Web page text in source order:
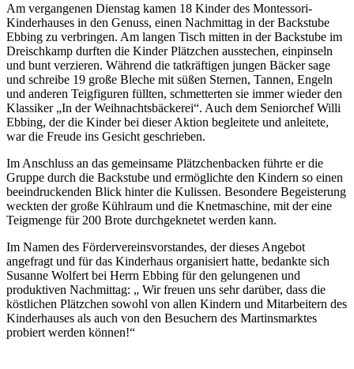
Am vergangenen Dienstag kamen 18 Kinder des Montessori-
Kinderhauses in den Genuss, einen Nachmittag in der Backstube
Ebbing zu verbringen. Am langen Tisch mitten in der Backstube im
Dreischkamp durften die Kinder Plätzchen ausstechen, einpinseln
und bunt verzieren. Während die tatkräftigen jungen Bäcker sage
und schreibe 19 große Bleche mit süßen Sternen, Tannen, Engeln
und anderen Teigfiguren füllten, schmetterten sie immer wieder den
Klassiker „In der Weihnachtsbäckerei“. Auch dem Seniorchef Willi
Ebbing, der die Kinder bei dieser Aktion begleitete und anleitete,
war die Freude ins Gesicht geschrieben.
Im Anschluss an das gemeinsame Plätzchenbacken führte er die
Gruppe durch die Backstube und ermöglichte den Kindern so einen
beeindruckenden Blick hinter die Kulissen. Besondere Begeisterung
weckten der große Kühlraum und die Knetmaschine, mit der eine
Teigmenge für 200 Brote durchgeknetet werden kann.
Im Namen des Fördervereinsvorstandes, der dieses Angebot
angefragt und für das Kinderhaus organisiert hatte, bedankte sich
Susanne Wolfert bei Herrn Ebbing für den gelungenen und
produktiven Nachmittag: „ Wir freuen uns sehr darüber, dass die
köstlichen Plätzchen sowohl von allen Kindern und Mitarbeitern des
Kinderhauses als auch von den Besuchern des Martinsmarktes
probiert werden können!“